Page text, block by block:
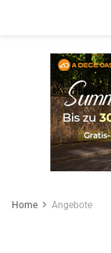
Home Angebote